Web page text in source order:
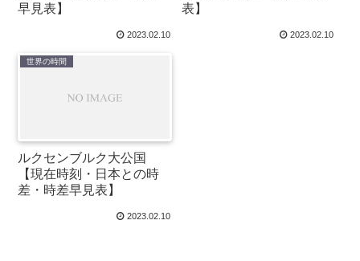
早見表】
2023.02.10
表】
2023.02.10
世界の時間
ルクセンブルク大公国
【現在時刻・日本との時
差・時差早見表】
2023.02.10